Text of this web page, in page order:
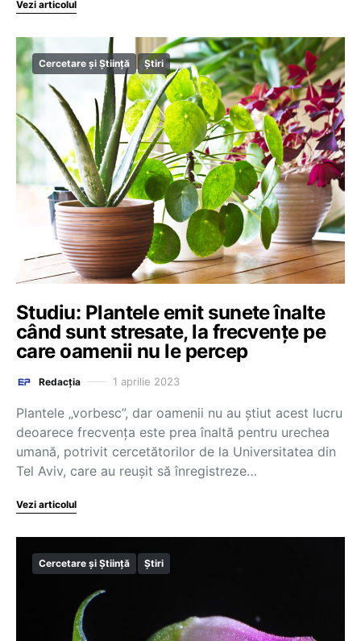
Vezi articolul
Cercetare și Știință Știri
Studiu: Plantele emit sunete înalte
când sunt stresate, la frecvențe pe
care oamenii nu le percep
Redacția 1 aprilie 2023
Plantele „vorbesc”, dar oamenii nu au ştiut acest lucru
deoarece frecvenţa este prea înaltă pentru urechea
umană, potrivit cercetătorilor de la Universitatea din
Tel Aviv, care au reuşit să înregistreze…
Vezi articolul
Cercetare și Știință Știri